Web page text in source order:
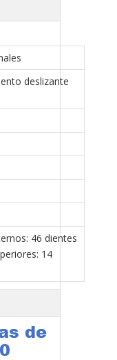
deslizante
46 dientes
14
de